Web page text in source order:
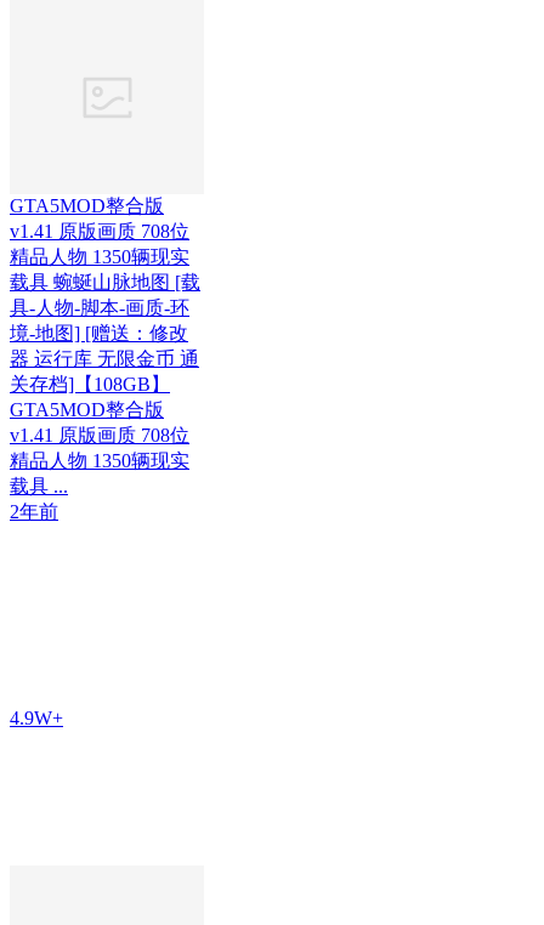
GTA5MOD整合版
v1.41 原版画质 708位
精品人物 1350辆现实
载具 蜿蜒山脉地图 [载
具-人物-脚本-画质-环
境-地图] [赠送：修改
器 运行库 无限金币 通
关存档]【108GB】
GTA5MOD整合版
v1.41 原版画质 708位
精品人物 1350辆现实
载具 ...
2年前
4.9W+